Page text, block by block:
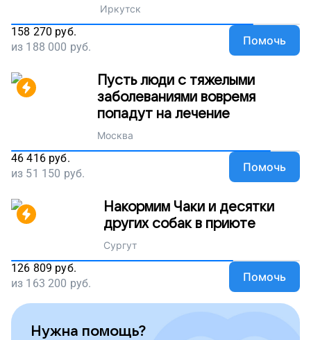
Иркутск
158 270 руб.
из 188 000 руб. Помочь
Пусть люди с тяжелыми
заболеваниями вовремя
попадут на лечение
Москва
46 416 руб.
из 51 150 руб. Помочь
Накормим Чаки и десятки
других собак в приюте
Сургут
126 809 руб.
из 163 200 руб. Помочь
Нужна помощь?